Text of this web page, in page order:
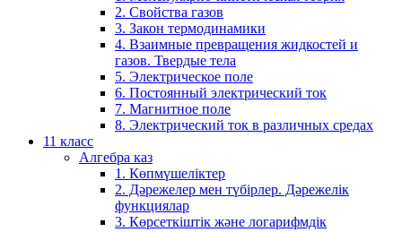
2. Свойства газов
3. Закон термодинамики
4. Взаимные превращения жидкостей и
газов. Твердые тела
5. Электрическое поле
6. Постоянный электрический ток
7. Магнитное поле
8. Электрический ток в различных средах
11 класс
Алгебра каз
1. Көпмүшеліктер
2. Дәрежелер мен түбірлер. Дәрежелік
функциялар
3. Көрсеткіштік және логарифмдік